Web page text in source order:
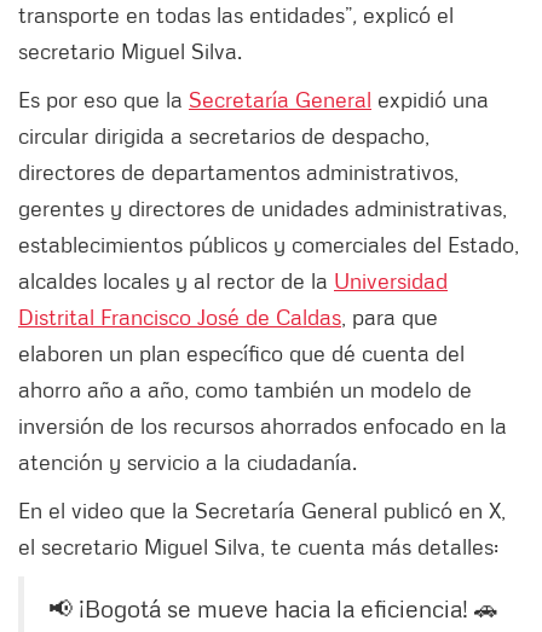
transporte en todas las entidades”, explicó el
secretario Miguel Silva.
Es por eso que la Secretaría General expidió una
circular dirigida a secretarios de despacho,
directores de departamentos administrativos,
gerentes y directores de unidades administrativas,
establecimientos públicos y comerciales del Estado,
alcaldes locales y al rector de la Universidad
Distrital Francisco José de Caldas , para que
elaboren un plan específico que dé cuenta del
ahorro año a año, como también un modelo de
inversión de los recursos ahorrados enfocado en la
atención y servicio a la ciudadanía.
En el video que la Secretaría General publicó en X,
el secretario Miguel Silva, te cuenta más detalles:
📢 ¡Bogotá se mueve hacia la eficiencia! 🚗